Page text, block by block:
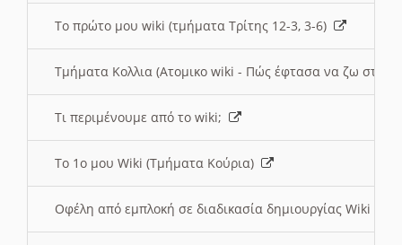
Το πρώτο μου wiki (τμήματα Τρίτης 12-3, 3-6)
Τμήματα Κολλια (Ατομικο wiki - Πώς έφτασα να ζω στην
Τι περιμένουμε από το wiki;
Το 1ο μου Wiki (Τμήματα Κούρια)
Οφέλη από εμπλοκή σε διαδικασία δημιουργίας Wiki